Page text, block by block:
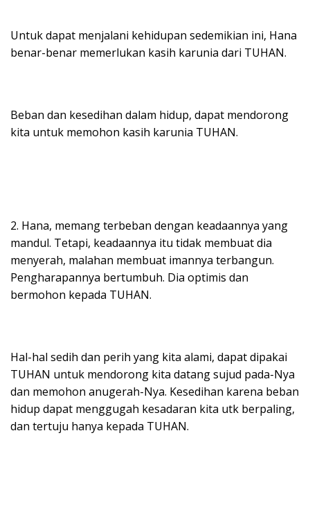
Untuk dapat menjalani kehidupan sedemikian ini, Hana
benar-benar memerlukan kasih karunia dari TUHAN.
Beban dan kesedihan dalam hidup, dapat mendorong
kita untuk memohon kasih karunia TUHAN.
2. Hana, memang terbeban dengan keadaannya yang
mandul. Tetapi, keadaannya itu tidak membuat dia
menyerah, malahan membuat imannya terbangun.
Pengharapannya bertumbuh. Dia optimis dan
bermohon kepada TUHAN.
Hal-hal sedih dan perih yang kita alami, dapat dipakai
TUHAN untuk mendorong kita datang sujud pada-Nya
dan memohon anugerah-Nya. Kesedihan karena beban
hidup dapat menggugah kesadaran kita utk berpaling,
dan tertuju hanya kepada TUHAN.